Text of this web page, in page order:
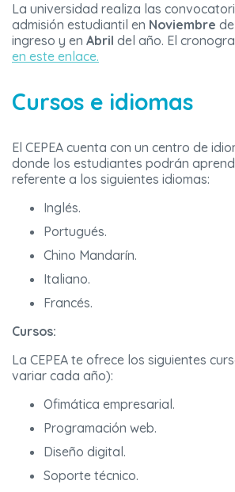
La universidad realiza las
admisión estudiantil en Noviembre
ingreso y en Abril del año. El
en este enlace.
Cursos e idiomas
El CEPEA cuenta con un centro de
donde los estudiantes podrán
referente a los siguientes idiomas:
Inglés.
Portugués.
Chino Mandarín.
Italiano.
Francés.
Cursos:
La CEPEA te ofrece los siguientes
variar cada año):
Ofimática empresarial.
Programación web.
Diseño digital.
Soporte técnico.